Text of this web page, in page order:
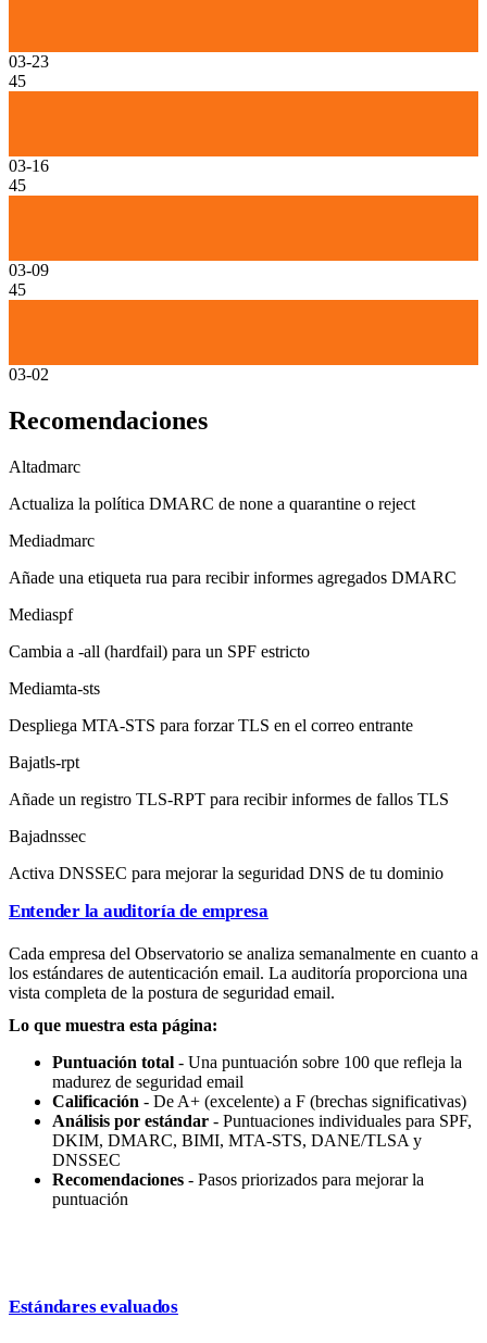
03-23
45
03-16
45
03-09
45
03-02
Recomendaciones
Altadmarc
Actualiza la política DMARC de none a quarantine o reject
Mediadmarc
Añade una etiqueta rua para recibir informes agregados DMARC
Mediaspf
Cambia a -all (hardfail) para un SPF estricto
Mediamta-sts
Despliega MTA-STS para forzar TLS en el correo entrante
Bajatls-rpt
Añade un registro TLS-RPT para recibir informes de fallos TLS
Bajadnssec
Activa DNSSEC para mejorar la seguridad DNS de tu dominio
Entender la auditoría de empresa
Cada empresa del Observatorio se analiza semanalmente en cuanto a
los estándares de autenticación email. La auditoría proporciona una
vista completa de la postura de seguridad email.
Lo que muestra esta página:
Puntuación total - Una puntuación sobre 100 que refleja la
madurez de seguridad email
Calificación - De A+ (excelente) a F (brechas significativas)
Análisis por estándar - Puntuaciones individuales para SPF,
DKIM, DMARC, BIMI, MTA-STS, DANE/TLSA y
DNSSEC
Recomendaciones - Pasos priorizados para mejorar la
puntuación
Estándares evaluados